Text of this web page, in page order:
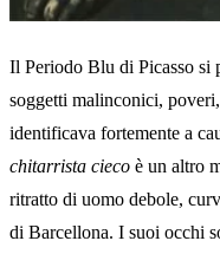
Il Periodo Blu di Picasso si
soggetti malinconici,
identificava fortemente a
chitarrista cieco è un altro
ritratto di uomo debole,
di Barcellona. I suoi occhi